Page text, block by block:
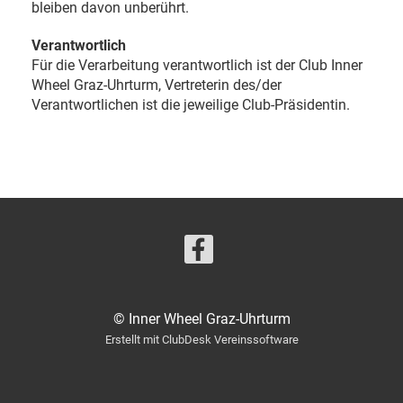
bleiben davon unberührt.
Verantwortlich
Für die Verarbeitung verantwortlich ist der Club Inner
Wheel Graz-Uhrturm, Vertreterin des/der
Verantwortlichen ist die jeweilige Club-Präsidentin.
© Inner Wheel Graz-Uhrturm
Erstellt mit ClubDesk Vereinssoftware